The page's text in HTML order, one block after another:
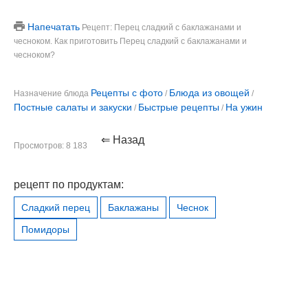
Напечатать Рецепт: Перец сладкий с баклажанами и
чесноком. Как приготовить Перец сладкий с баклажанами и
чесноком?
Назначение блюда Рецепты с фото / Блюда из овощей /
Постные салаты и закуски / Быстрые рецепты / На ужин
Просмотров: 8 183 ⇐ Назад
рецепт по продуктам:
Сладкий перец Баклажаны
Чеснок
Помидоры